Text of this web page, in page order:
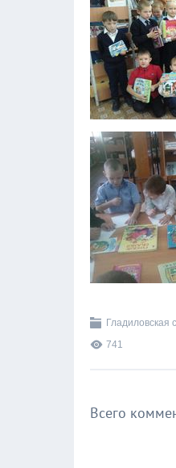
Гладиловская
741
Всего